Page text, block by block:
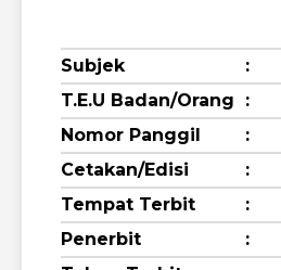
Subjek
:
T.E.U Badan/Orang
:
Nomor Panggil
:
Cetakan/Edisi
:
Tempat Terbit
:
Penerbit
: